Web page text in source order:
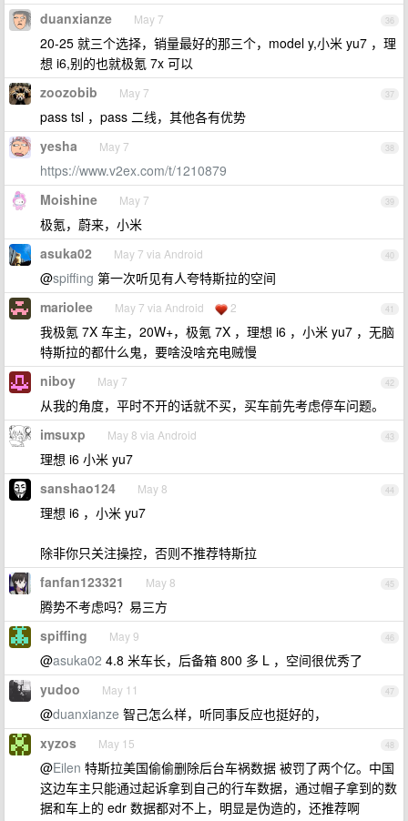
36
duanxianze May 7
20-25 就三个选择，销量最好的那三个，model y,小米 yu7 ，理
想 i6,别的也就极氪 7x 可以
37
zoozobib May 7
pass tsl ，pass 二线，其他各有优势
38
yesha May 7
https://www.v2ex.com/t/1210879
39
Moishine May 7
极氪，蔚来，小米
40
asuka02 May 7 via Android
@spiffing 第一次听见有人夸特斯拉的空间
41
mariolee May 7 via Android 2
我极氪 7X 车主，20W+，极氪 7X ，理想 i6 ，小米 yu7 ，无脑
特斯拉的都什么鬼，要啥没啥充电贼慢
42
niboy May 7
从我的角度，平时不开的话就不买，买车前先考虑停车问题。
43
imsuxp May 8 via Android
理想 i6 小米 yu7
44
sanshao124 May 8
理想 i6 ，小米 yu7
除非你只关注操控，否则不推荐特斯拉
45
fanfan123321 May 8
腾势不考虑吗？易三方
46
spiffing May 9
@asuka02 4.8 米车长，后备箱 800 多 L ，空间很优秀了
47
yudoo May 11
@duanxianze 智己怎么样，听同事反应也挺好的，
48
xyzos May 15
@Eilen 特斯拉美国偷偷删除后台车祸数据 被罚了两个亿。中国
这边车主只能通过起诉拿到自己的行车数据，通过帽子拿到的数
据和车上的 edr 数据都对不上，明显是伪造的，还推荐啊